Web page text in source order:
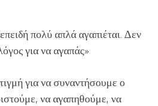
πολύ απλά αγαπιέται. Δεν
για να αγαπάς»
για να συναντήσουμε ο
να αγαπηθούμε, να